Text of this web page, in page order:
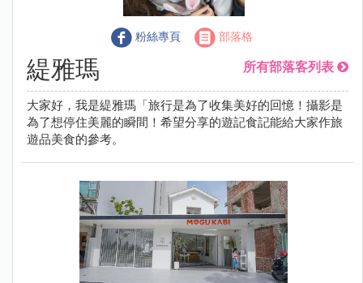
粉絲專頁 部落格
緹雅瑪 所有部落客列表
大家好，我是緹雅瑪「旅行是為了收集美好的回憶！攝影是
為了想停住美麗的瞬間！希望分享的遊記食記能給大家作旅
遊品美食的參考。